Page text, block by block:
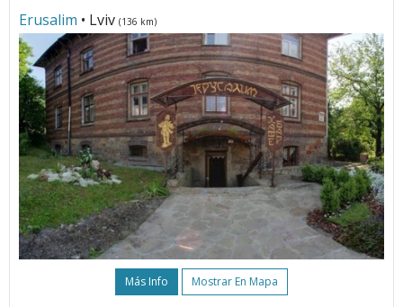
Erusalim • Lviv (136 km)
Más Info Mostrar En Mapa